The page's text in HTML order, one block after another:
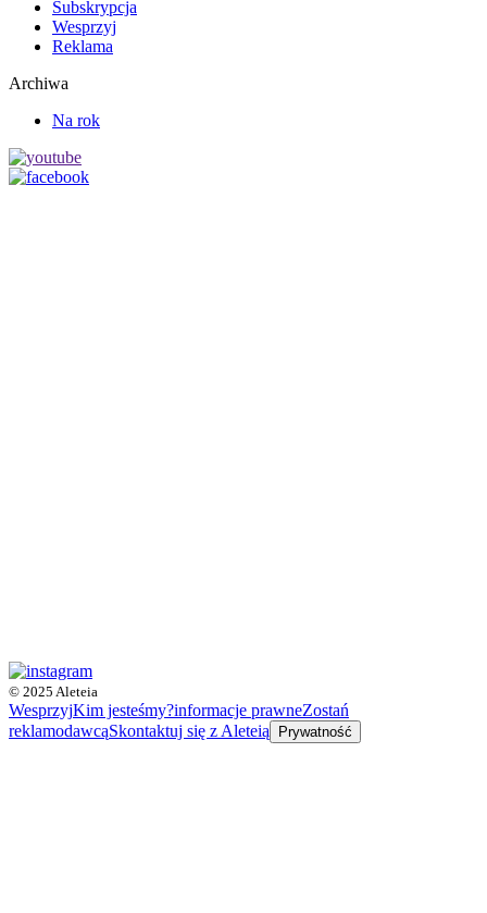
Subskrypcja
Wesprzyj
Reklama
Archiwa
Na rok
© 2025 Aleteia
WesprzyjKim jesteśmy?informacje prawneZostań
reklamodawcąSkontaktuj się z Aleteią Prywatność